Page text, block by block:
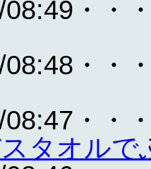
・・
・・
・・
タオルで